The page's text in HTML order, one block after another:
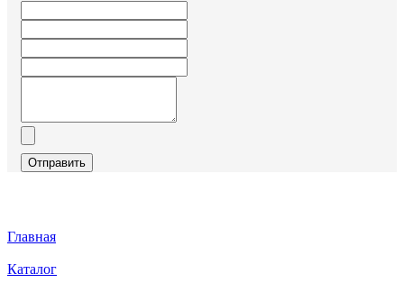
Отправить
Главная
Каталог